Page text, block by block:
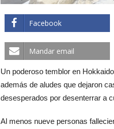
Facebook
Mandar email
Un poderoso temblor en
además de aludes que dejaron
desesperados por desenterrar a
Al menos nueve personas